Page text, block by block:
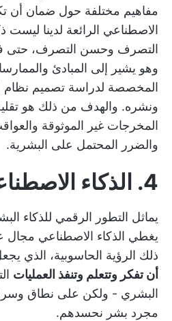
مفاهيم مختلفة حول ضمان أن
الاصطناعي الرائعة لدينا
التصرف وحسن التصرف، حتى في
وهو يشير إلى المبادئ
المخصصة لدراسة تصميم نظام
ونشره. والهدف من ذلك هو
المخرجات غير الموثوقة
والضرر المحتمل على البشرية.
4. الذكاء الاصطناعي
يماثل التطور الرقمي للذكاء
يغطي الذكاء الاصطناعي مجال
ذلك الرؤية الحاسوبية، الذي
أن تفكر وتتعلم وتنفذ العمليات
البشري - ولكن على نطاق
مجرد بشر نحسدهم.